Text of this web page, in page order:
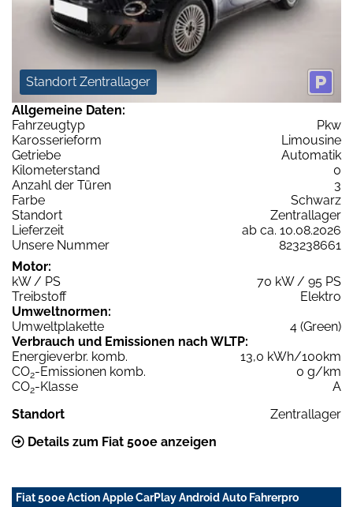
Standort Zentrallager
Allgemeine Daten:
Fahrzeugtyp
Pkw
Karosserieform
Limousine
Getriebe
Automatik
Kilometerstand
0
Anzahl der Türen
3
Farbe
Schwarz
Standort
Zentrallager
Lieferzeit
ab ca. 10.08.2026
Unsere Nummer
823238661
Motor:
kW / PS
70 kW / 95 PS
Treibstoff
Elektro
Umweltnormen:
Umweltplakette
4 (Green)
Verbrauch und Emissionen nach WLTP:
Energieverbr. komb.
13,0 kWh/100km
CO2-Emissionen komb.
0 g/km
CO2-Klasse
A
Standort
Zentrallager
Details zum Fiat 500e anzeigen
Fiat 500e Action Apple CarPlay Android Auto Fahrerpro